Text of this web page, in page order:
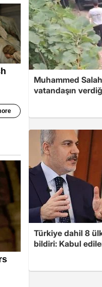
Muhammed
vatandaşın
Türkiye dahil 8
bildiri: Kabul